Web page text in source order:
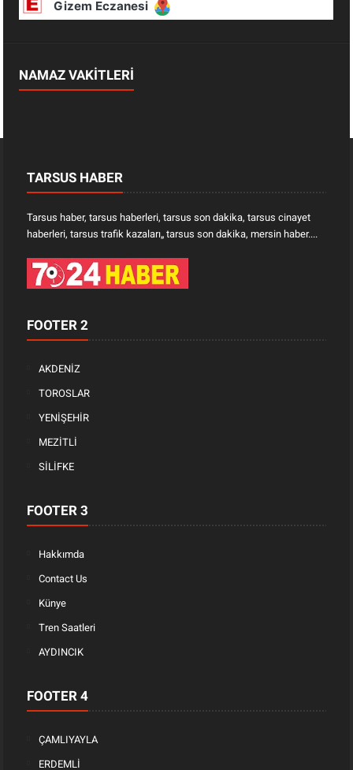
NAMAZ VAKİTLERİ
TARSUS HABER
Tarsus haber, tarsus haberleri, tarsus son dakika, tarsus cinayet
haberleri, tarsus trafik kazaları„ tarsus son dakika, mersin haber....
FOOTER 2
AKDENİZ
TOROSLAR
YENİŞEHİR
MEZİTLİ
SİLİFKE
FOOTER 3
Hakkımda
Contact Us
Künye
Tren Saatleri
AYDINCIK
FOOTER 4
ÇAMLIYAYLA
ERDEMLİ